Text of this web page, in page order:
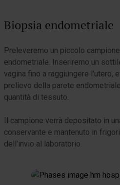
Biopsia endometriale
Preleveremo un piccolo
endometriale. Inseriremo un
vagina fino a raggiungere l’utero,
prelievo della parete
quantità di tessuto.
Il campione verrà depositato in
conservante e mantenuto in
dell’invio al laboratorio.